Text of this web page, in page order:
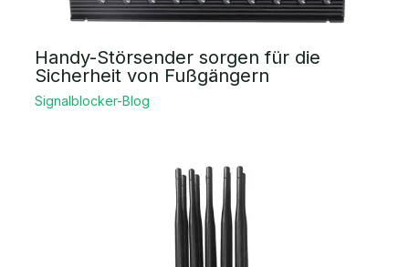
Handy-Störsender sorgen für die
Sicherheit von Fußgängern
Signalblocker-Blog